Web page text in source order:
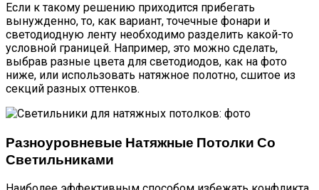
Если к такому решению приходится прибегать
вынужденно, то, как вариант, точечные фонари и
светодиодную ленту необходимо разделить какой-то
условной границей. Например, это можно сделать,
выбрав разные цвета для светодиодов, как на фото
ниже, или использовать натяжное полотно, сшитое из
секций разных оттенков.
Разноуровневые Натяжные Потолки Со
Светильниками